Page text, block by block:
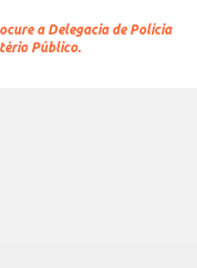
a Delegacia de Polícia
Público.